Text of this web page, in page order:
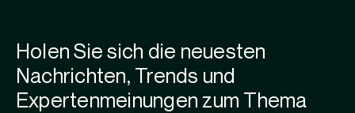
Holen Sie sich die neuesten
Nachrichten, Trends und
Expertenmeinungen zum Thema